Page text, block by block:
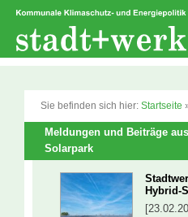
Zum
springen
Sie befinden sich hier: Startseite
Meldungen und Beiträge
Solarpark
Hybrid-